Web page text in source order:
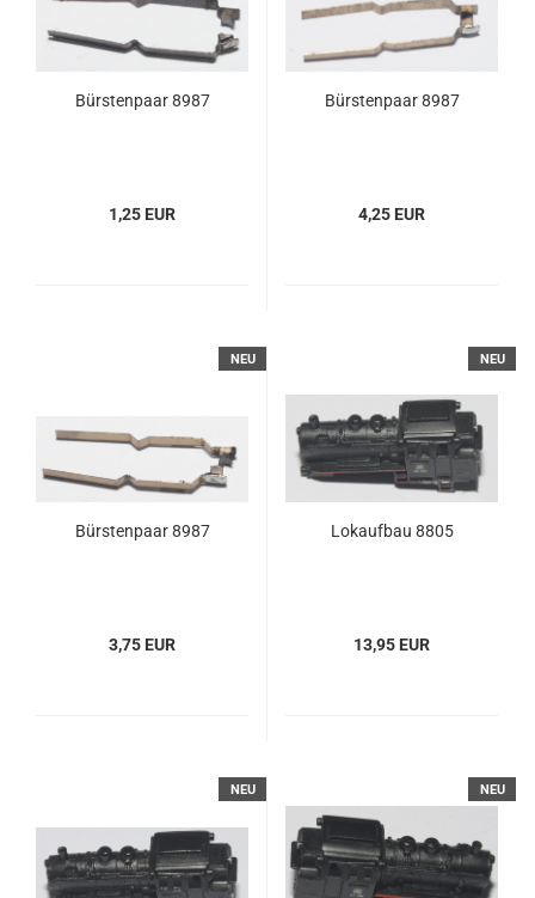
Bürstenpaar 8987
1,25 EUR
Bürstenpaar 8987
4,25 EUR
NEU
Bürstenpaar 8987
3,75 EUR
NEU
Lokaufbau 8805
13,95 EUR
NEU NEU